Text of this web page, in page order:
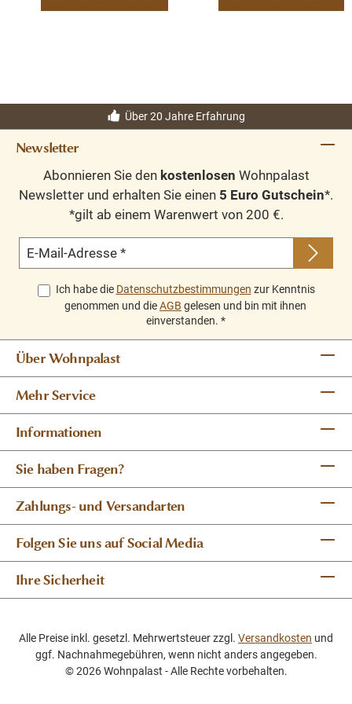
Über 20 Jahre Erfahrung
Newsletter
Abonnieren Sie den kostenlosen Wohnpalast
Newsletter und erhalten Sie einen 5 Euro Gutschein*.
*gilt ab einem Warenwert von 200 €.
E-Mail-Adresse *
Ich habe die Datenschutzbestimmungen zur Kenntnis
genommen und dieAGB gelesen und bin mit ihnen
einverstanden. *
Über Wohnpalast
Mehr Service
Informationen
Sie haben Fragen?
Zahlungs- und Versandarten
Folgen Sie uns auf Social Media
Ihre Sicherheit
Alle Preise inkl. gesetzl. Mehrwertsteuer zzgl. Versandkosten und
ggf. Nachnahmegebühren, wenn nicht anders angegeben.
© 2026 Wohnpalast - Alle Rechte vorbehalten.